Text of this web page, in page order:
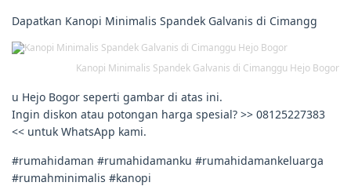
Dapatkan Kanopi Minimalis Spandek Galvanis di Cimangg
Kanopi Minimalis Spandek Galvanis di Cimanggu Hejo Bogor
u Hejo Bogor seperti gambar di atas ini.
Ingin diskon atau potongan harga spesial? >> 08125227383
<< untuk WhatsApp kami.
#rumahidaman #rumahidamanku #rumahidamankeluarga
#rumahminimalis #kanopi